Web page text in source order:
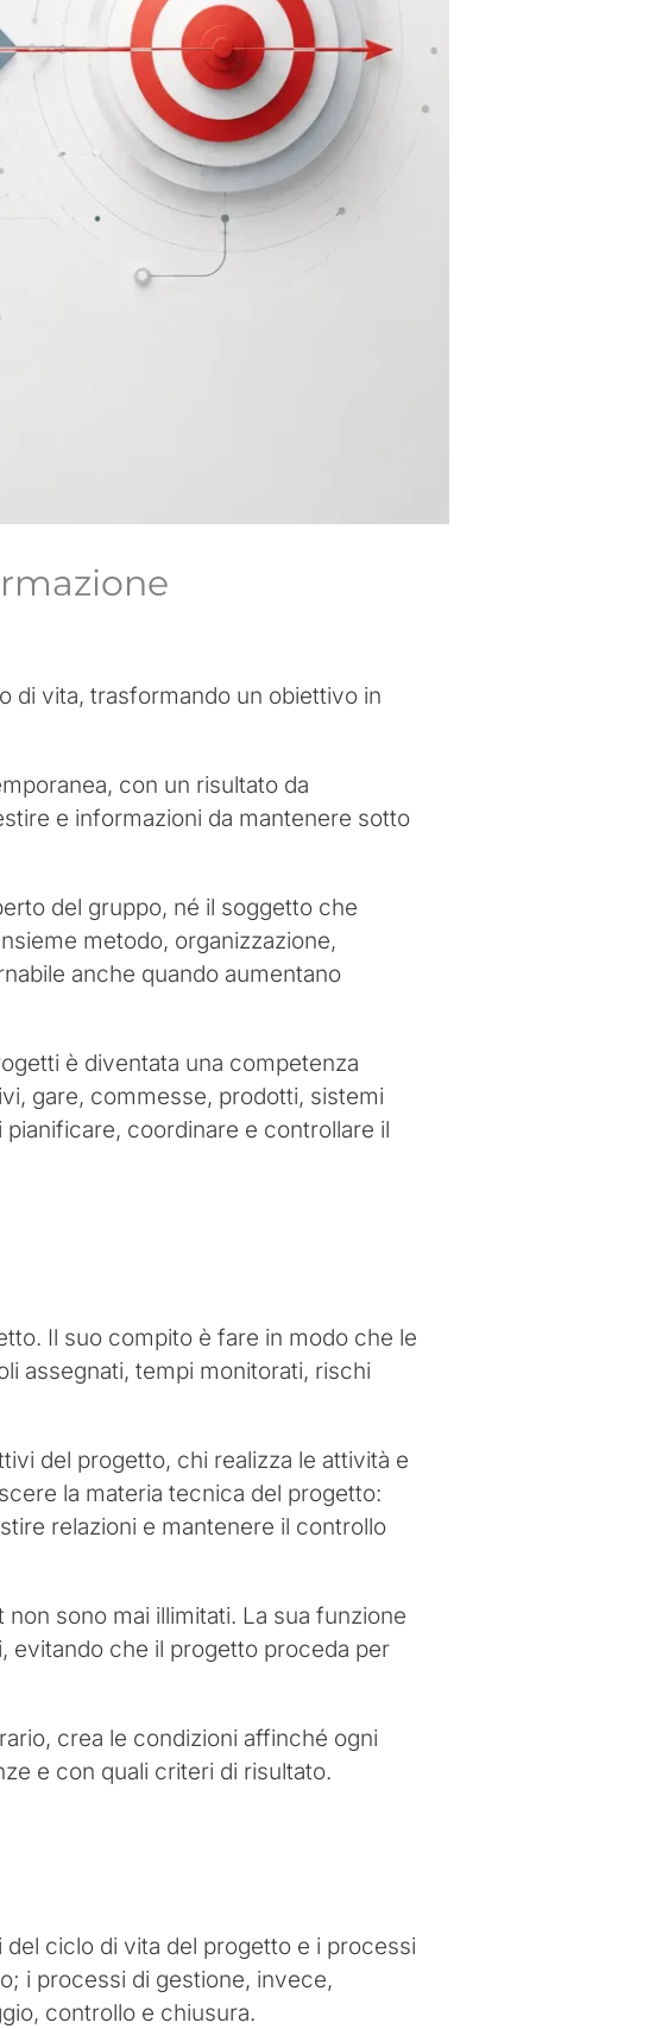
di vita, trasformando un obiettivo in
con un risultato da
e informazioni da mantenere sotto
del gruppo, né il soggetto che
metodo, organizzazione,
anche quando aumentano
è diventata una competenza
gare, commesse, prodotti, sistemi
coordinare e controllare il
Il suo compito è fare in modo che le
assegnati, tempi monitorati, rischi
del progetto, chi realizza le attività e
la materia tecnica del progetto:
relazioni e mantenere il controllo
sono mai illimitati. La sua funzione
evitando che il progetto proceda per
crea le condizioni affinché ogni
e con quali criteri di risultato.
ciclo di vita del progetto e i processi
i processi di gestione, invece,
controllo e chiusura.